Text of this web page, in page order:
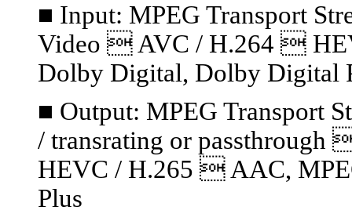
■ Input: MPEG Transport
Video  AVC / H.264 
Dolby Digital, Dolby Digital
■ Output: MPEG Transport
/ transrating or
HEVC / H.265  AAC,
Plus